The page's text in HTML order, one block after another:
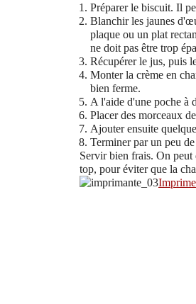
Préparer le biscuit. Il
Blanchir les jaunes
plaque ou un plat
ne doit pas être trop
Récupérer le jus, puis
Monter la crème en
bien ferme.
A l'aide d'une poche à
Placer des morceaux
Ajouter ensuite
Terminer par un peu
Servir bien frais. On peut
top, pour éviter que la